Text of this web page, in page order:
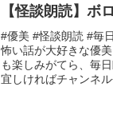
【怪談朗読】ボ
#優美 #怪談朗読 #毎
怖い話が大好きな優
も楽しみがてら、毎
宜しければチャンネ